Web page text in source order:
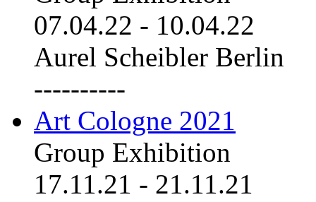
07.04.22 - 10.04.22
Aurel Scheibler Berlin
----------
Art Cologne 2021
Group Exhibition
17.11.21 - 21.11.21